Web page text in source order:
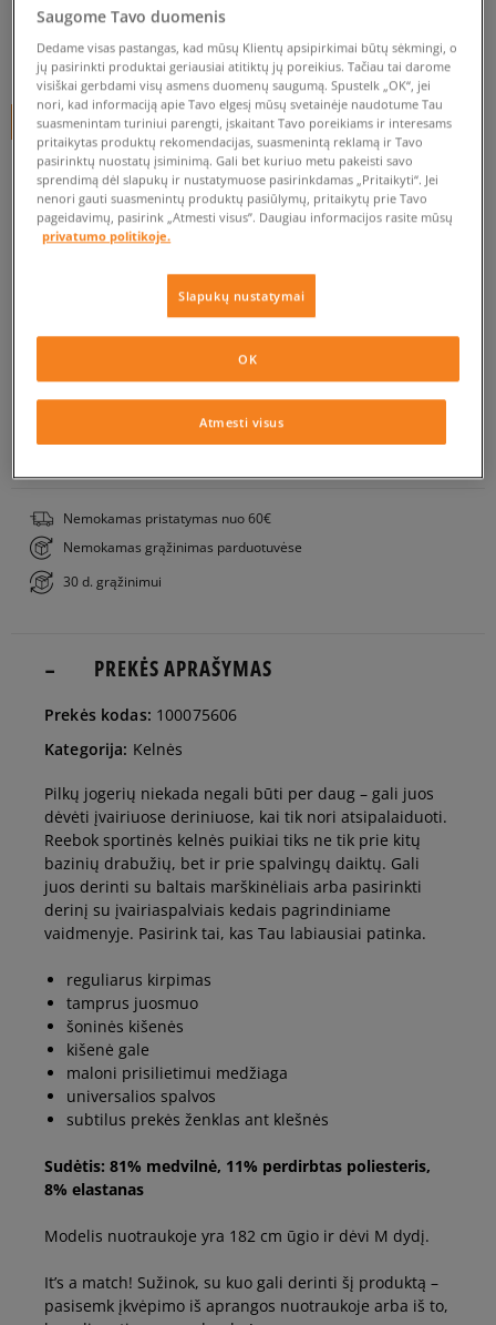
90€ -51% (pradinė kaina)
54€ -19% (žemiausia kaina per pastarąsias 30 dienų iki nuolaidos)
44€
+ 44 tšk.SizeerClub
XL
SPALVAPILKA
Į KREPŠELĮ
PATIKRINK PRIEINAMUMĄ PARDUOTUVĖJE
Nemokamas pristatymas nuo 60€
Nemokamas grąžinimas parduotuvėse
30 d. grąžinimui
PREKĖS APRAŠYMAS
Prekės kodas: 100075606
Kategorija: Kelnės
Pilkų jogerių niekada negali būti per daug – gali juos
dėvėti įvairiuose deriniuose, kai tik nori atsipalaiduoti.
Reebok sportinės kelnės puikiai tiks ne tik prie kitų
bazinių drabužių, bet ir prie spalvingų daiktų. Gali
juos derinti su baltais marškinėliais arba pasirinkti
derinį su įvairiaspalviais kedais pagrindiniame
vaidmenyje. Pasirink tai, kas Tau labiausiai patinka.
reguliarus kirpimas
tamprus juosmuo
šoninės kišenės
kišenė gale
maloni prisilietimui medžiaga
universalios spalvos
subtilus prekės ženklas ant klešnės
Sudėtis: 81% medvilnė, 11% perdirbtas poliesteris,
8% elastanas
Modelis nuotraukoje yra 182 cm ūgio ir dėvi M dydį.
It’s a match! Sužinok, su kuo gali derinti šį produktą –
pasisemk įkvėpimo iš aprangos nuotraukoje arba iš to,
Saugome Tavo duomenis
Dedame visas pastangas, kad mūsų Klientų apsipirkimai būtų sėkmingi, o
jų pasirinkti produktai geriausiai atitiktų jų poreikius. Tačiau tai darome
visiškai gerbdami visų asmens duomenų saugumą. Spustelk „OK“, jei
nori, kad informaciją apie Tavo elgesį mūsų svetainėje naudotume Tau
suasmenintam turiniui parengti, įskaitant Tavo poreikiams ir interesams
pritaikytas produktų rekomendacijas, suasmenintą reklamą ir Tavo
pasirinktų nuostatų įsiminimą. Gali bet kuriuo metu pakeisti savo
sprendimą dėl slapukų ir nustatymuose pasirinkdamas „Pritaikyti“. Jei
nenori gauti suasmenintų produktų pasiūlymų, pritaikytų prie Tavo
pageidavimų, pasirink „Atmesti visus”. Daugiau informacijos rasite mūsų
privatumo politikoje.
Slapukų nustatymai
Atmesti visus
OK